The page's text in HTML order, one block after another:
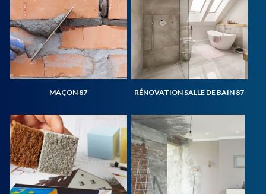
MAÇON 87 RÉNOVATION SALLE DE BAIN 87